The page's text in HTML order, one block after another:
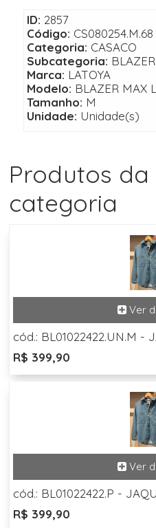
ID: 2857
Código: CS080254.M.68
Categoria: CASACO
Subcategoria: BLAZER
Marca: LATOYA
Modelo: BLAZER MAX
Tamanho: M
Unidade: Unidade(s)
Produtos da
categoria
cód.: BL01022422.UN.M -
R$ 399,90
cód.: BL01022422.P -
R$ 399,90